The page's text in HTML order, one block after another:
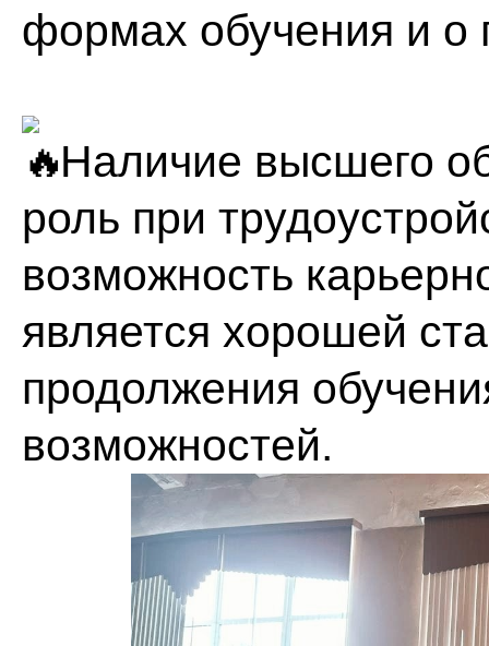
формах обучения и о
Наличие высшего
роль при
возможность
является хорошей
продолжения
возможностей.